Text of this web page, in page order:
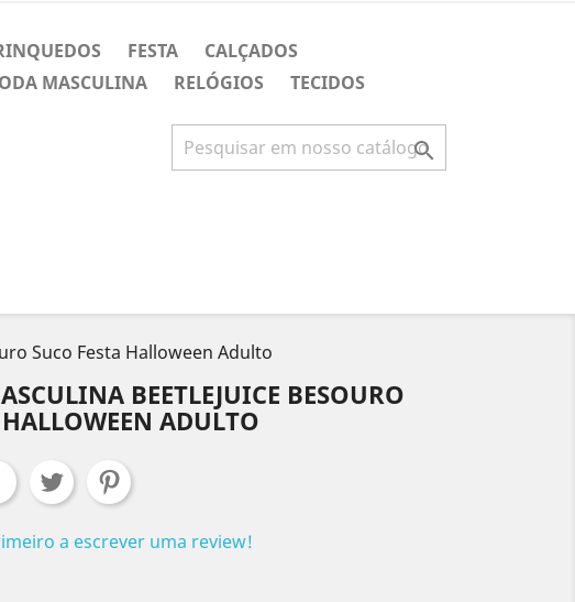
FESTA
CALÇADOS
MASCULINA RELÓGIOS TECIDOS

Suco Festa Halloween Adulto
BEETLEJUICE BESOURO
HALLOWEEN ADULTO
a escrever uma review!